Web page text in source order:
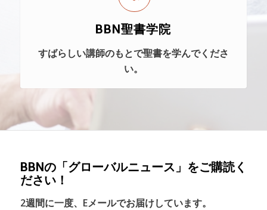
BBN聖書学院
すばらしい講師のもとで聖書を学んでくださ
い。
BBNの「グローバルニュース」をご購読く
ださい！
2週間に一度、Eメールでお届けしています。